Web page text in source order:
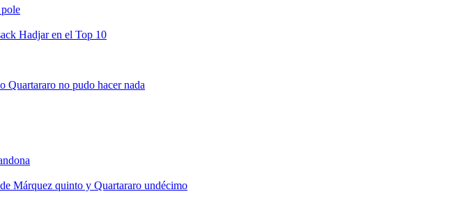
Hadjar en el Top 10
no pudo hacer nada
Márquez quinto y Quartararo undécimo